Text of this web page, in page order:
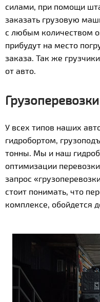
силами, при помощи
заказать грузовую
с любым количеством
прибудут на место
заказа. Так же
от авто.
У всех типов наших
гидробортом,
тонны. Мы и наш
оптимизации
запрос
стоит понимать, что
комплексе, обойдется